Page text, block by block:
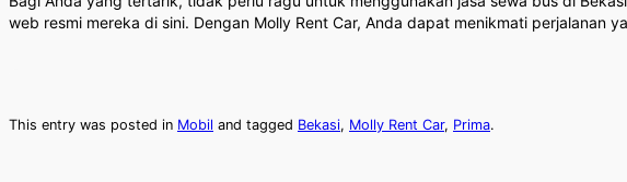
web resmi mereka di sini. Dengan Molly Rent Car, Anda dapat menikmati perjalanan
This entry was posted in Mobil and tagged Bekasi, Molly Rent Car, Prima.